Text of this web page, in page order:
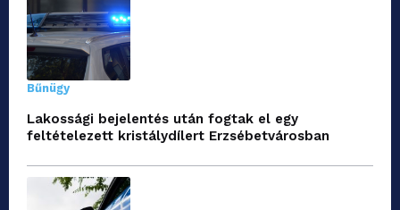
Bűnügy
Lakossági bejelentés után fogtak el egy
feltételezett kristálydílert Erzsébetvárosban